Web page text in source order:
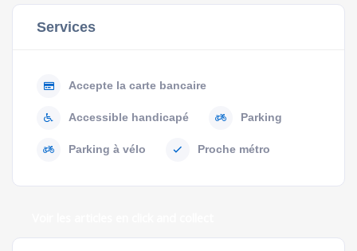
Services
Accepte la carte bancaire
Accessible handicapé Parking
Parking à vélo Proche métro